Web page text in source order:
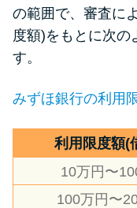
の範囲で、審査に
度額)をもとに次の
す。
みずほ銀行の利用
利用限度額(
10万円〜
100万円〜